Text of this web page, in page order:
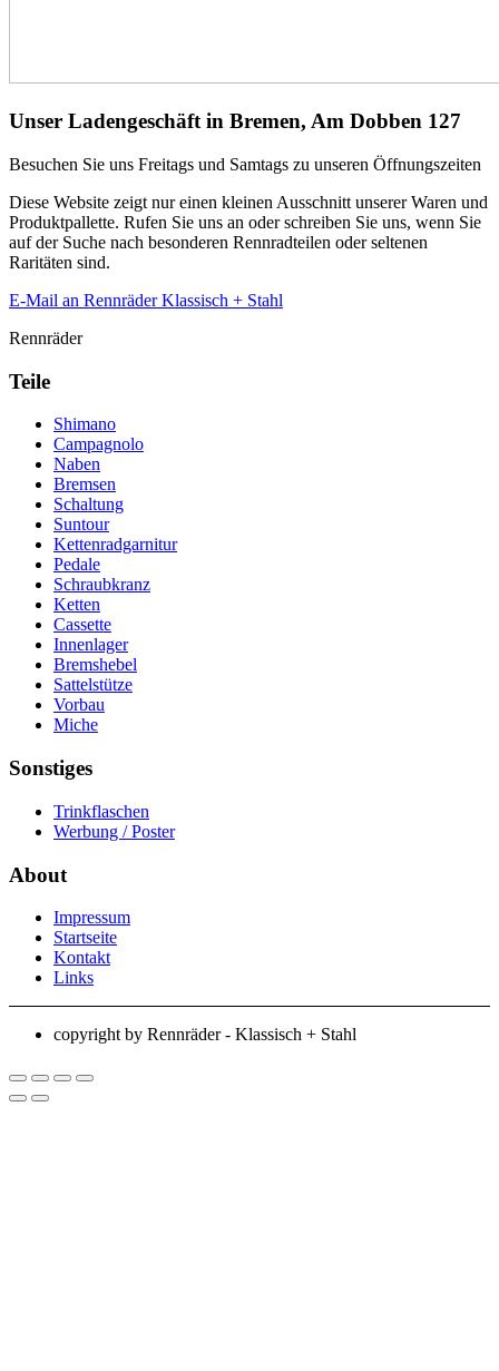
Unser Ladengeschäft in Bremen, Am Dobben 127
Besuchen Sie uns Freitags und Samtags zu unseren Öffnungszeiten
Diese Website zeigt nur einen kleinen Ausschnitt unserer Waren und
Produktpallette. Rufen Sie uns an oder schreiben Sie uns, wenn Sie
auf der Suche nach besonderen Rennradteilen oder seltenen
Raritäten sind.
E-Mail an Rennräder Klassisch + Stahl
Rennräder
Teile
Shimano
Campagnolo
Naben
Bremsen
Schaltung
Suntour
Kettenradgarnitur
Pedale
Schraubkranz
Ketten
Cassette
Innenlager
Bremshebel
Sattelstütze
Vorbau
Miche
Sonstiges
Trinkflaschen
Werbung / Poster
About
Impressum
Startseite
Kontakt
Links
copyright by Rennräder - Klassisch + Stahl